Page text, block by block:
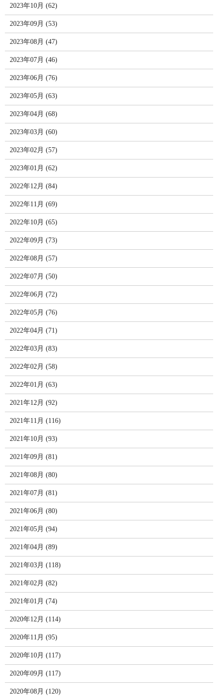
2023年10月 (62)
2023年09月 (53)
2023年08月 (47)
2023年07月 (46)
2023年06月 (76)
2023年05月 (63)
2023年04月 (68)
2023年03月 (60)
2023年02月 (57)
2023年01月 (62)
2022年12月 (84)
2022年11月 (69)
2022年10月 (65)
2022年09月 (73)
2022年08月 (57)
2022年07月 (50)
2022年06月 (72)
2022年05月 (76)
2022年04月 (71)
2022年03月 (83)
2022年02月 (58)
2022年01月 (63)
2021年12月 (92)
2021年11月 (116)
2021年10月 (93)
2021年09月 (81)
2021年08月 (80)
2021年07月 (81)
2021年06月 (80)
2021年05月 (94)
2021年04月 (89)
2021年03月 (118)
2021年02月 (82)
2021年01月 (74)
2020年12月 (114)
2020年11月 (95)
2020年10月 (117)
2020年09月 (117)
2020年08月 (120)